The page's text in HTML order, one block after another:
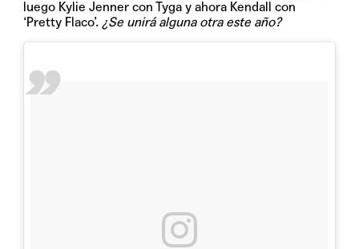
luego Kylie Jenner con Tyga y ahora Kendall con
‘Pretty Flaco’. ¿Se unirá alguna otra este año?